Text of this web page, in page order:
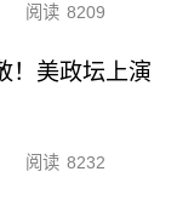
阅读 8209
！美政坛上演
阅读 8232